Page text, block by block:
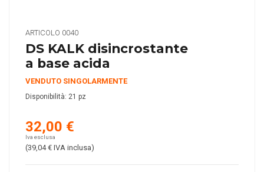
ARTICOLO 0040
DS KALK disincrostante
a base acida
VENDUTO SINGOLARMENTE
Disponibilità: 21 pz
32,00 €
Iva esclusa
(39,04 € IVA inclusa)